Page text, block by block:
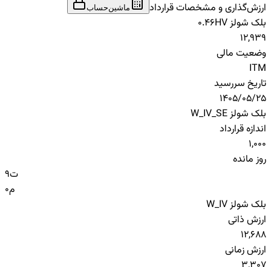
ارزش‌گذاری و مشخصات قرارداد
ماشین‌حساب
بلک شولز HV
0.46
12,939
وضعیت مالی
ITM
تاریخ سررسید
1405/05/25
بلک شولز W_IV_SE
اندازه قرارداد
1,000
روز مانده
9ت
0م
بلک شولز W_IV
ارزش ذاتی
12,688
ارزش زمانی